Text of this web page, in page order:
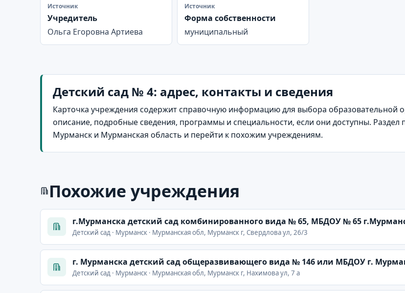
Источник
Учредитель
Ольга Егоровна Артиева
Источник
Форма собственности
муниципальный
Детский сад № 4: адрес, контакты и сведения
Карточка учреждения содержит справочную информацию для выбора образовательной
описание, подробные сведения, программы и специальности, если они доступны. Раздел
Мурманск и Мурманская область и перейти к похожим учреждениям.
Похожие учреждения
г.Мурманска детский сад комбинированного вида № 65, МБДОУ № 65
Детский сад · Мурманск · Мурманская обл, Мурманск г, Свердлова ул, 26/3
г. Мурманска детский сад общеразвивающего вида № 146 или МБДОУ г.
Детский сад · Мурманск · Мурманская обл, Мурманск г, Нахимова ул, 7 а